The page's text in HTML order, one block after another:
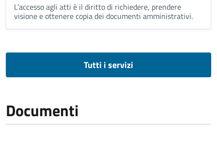
L’accesso agli atti è il diritto di richiedere, prendere
visione e ottenere copia dei documenti amministrativi.
Tutti i servizi
Documenti